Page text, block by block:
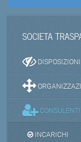
SOCIETA
INCARICHI